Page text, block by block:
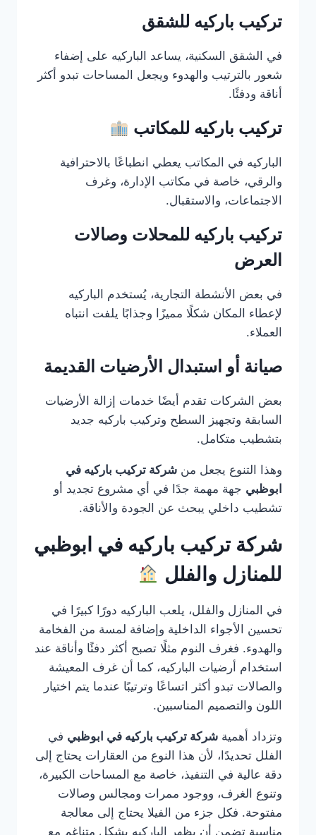
تركيب باركيه للشقق
في الشقق السكنية، يساعد الباركيه على إضفاء
شعور بالترتيب والهدوء ويجعل المساحات تبدو أكثر
أناقة ودفئًا.
تركيب باركيه للمكاتب
الباركيه في المكاتب يعطي انطباعًا بالاحترافية
والرقي، خاصة في مكاتب الإدارة، وغرف
الاجتماعات، والاستقبال.
تركيب باركيه للمحلات وصالات
العرض
في بعض الأنشطة التجارية، يُستخدم الباركيه
لإعطاء المكان شكلًا مميزًا وجذابًا يلفت انتباه
العملاء.
صيانة أو استبدال الأرضيات القديمة
بعض الشركات تقدم أيضًا خدمات إزالة الأرضيات
السابقة وتجهيز السطح وتركيب باركيه جديد
بتشطيب متكامل.
وهذا التنوع يجعل من شركة تركيب باركيه في
ابوظبي جهة مهمة جدًا في أي مشروع تجديد أو
تشطيب داخلي يبحث عن الجودة والأناقة.
شركة تركيب باركيه في ابوظبي
للمنازل والفلل
في المنازل والفلل، يلعب الباركيه دورًا كبيرًا في
تحسين الأجواء الداخلية وإضافة لمسة من الفخامة
والهدوء. فغرف النوم مثلًا تصبح أكثر دفئًا وأناقة عند
استخدام أرضيات الباركيه، كما أن غرف المعيشة
والصالات تبدو أكثر اتساعًا وترتيبًا عندما يتم اختيار
اللون والتصميم المناسبين.
وتزداد أهمية شركة تركيب باركيه في ابوظبي في
الفلل تحديدًا، لأن هذا النوع من العقارات يحتاج إلى
دقة عالية في التنفيذ، خاصة مع المساحات الكبيرة،
وتنوع الغرف، ووجود ممرات ومجالس وصالات
مفتوحة. فكل جزء من الفيلا يحتاج إلى معالجة
مناسبة تضمن أن يظهر الباركيه بشكل متناغم مع